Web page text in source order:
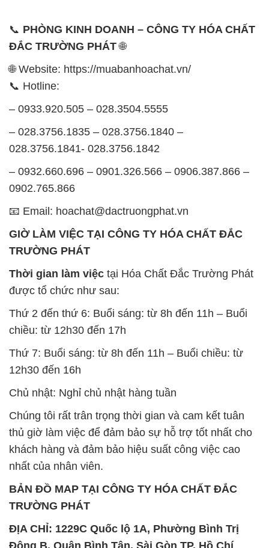
📞 PHÒNG KINH DOANH – CÔNG TY HÓA CHẤT
ĐẮC TRƯỜNG PHÁT🌐
🌐 Website: https://muabanhoachat.vn/
📞 Hotline:
– 0933.920.505 – 028.3504.5555
– 028.3756.1835 – 028.3756.1840 –
028.3756.1841- 028.3756.1842
– 0932.660.696 – 0901.326.566 – 0906.387.866 –
0902.765.866
📧 Email: hoachat@dactruongphat.vn
GIỜ LÀM VIỆC TẠI CÔNG TY HÓA CHẤT ĐẮC
TRƯỜNG PHÁT
Thời gian làm việc tại Hóa Chất Đắc Trường Phát
được tổ chức như sau:
Thứ 2 đến thứ 6: Buổi sáng: từ 8h đến 11h – Buổi
chiều: từ 12h30 đến 17h
Thứ 7: Buổi sáng: từ 8h đến 11h – Buổi chiều: từ
12h30 đến 16h
Chủ nhật: Nghỉ chủ nhật hàng tuần
Chúng tôi rất trân trọng thời gian và cam kết tuân
thủ giờ làm việc để đảm bảo sự hỗ trợ tốt nhất cho
khách hàng và đảm bảo hiệu suất công việc cao
nhất của nhân viên.
BẢN ĐỒ MAP TẠI CÔNG TY HÓA CHẤT ĐẮC
TRƯỜNG PHÁT
ĐỊA CHỈ: 1229C Quốc lộ 1A, Phường Bình Trị
Đông B, Quận Bình Tân, Sài Gòn TP. Hồ Chí